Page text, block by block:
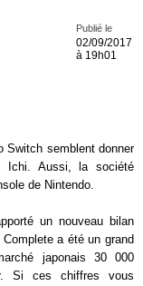
Publié le
02/09/2017
à 19h01
Switch semblent donner
Ichi. Aussi, la société
de Nintendo.
un nouveau bilan
a été un grand
japonais 30 000
Si ces chiffres vous